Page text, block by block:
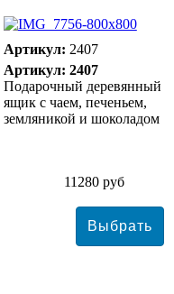
11280 руб
Артикул: 2407
Артикул: 2407
Подарочный деревянный
ящик с чаем, печеньем,
земляникой и шоколадом